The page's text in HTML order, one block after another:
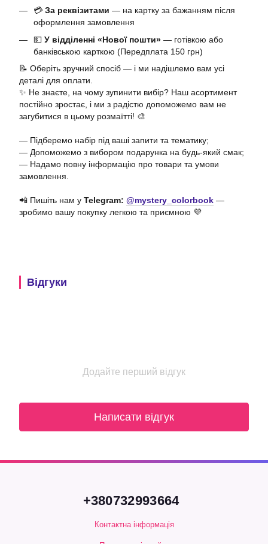
💳 За реквізитами — на картку за бажанням після
оформлення замовлення
💵 У відділенні «Нової пошти» — готівкою або
банківською карткою (Передплата 150 грн)
📝 Оберіть зручний спосіб — і ми надішлемо вам усі
деталі для оплати.
✨ Не знаєте, на чому зупинити вибір? Наш асортимент
постійно зростає, і ми з радістю допоможемо вам не
загубитися в цьому розмаїтті! 🎨
— Підберемо набір під ваші запити та тематику;
— Допоможемо з вибором подарунка на будь-який смак;
— Надамо повну інформацію про товари та умови
замовлення.
📲 Пишіть нам у Telegram: @mystery_colorbook —
зробимо вашу покупку легкою та приємною 💜
Відгуки
Додайте перший відгук
Написати відгук
+380732993664
Контактна інформація